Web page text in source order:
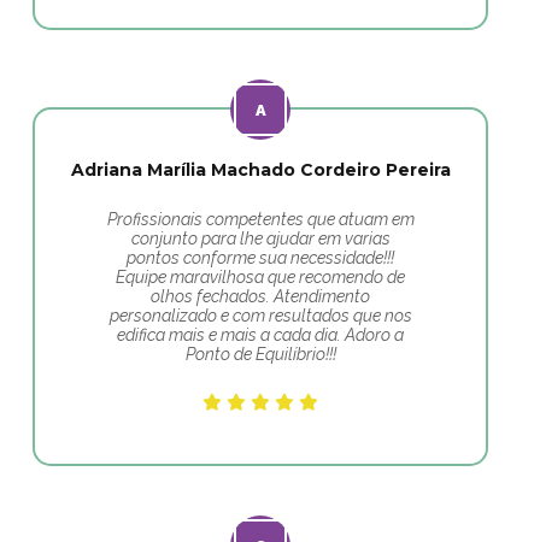
Adriana Marília Machado Cordeiro Pereira
Profissionais competentes que atuam em
conjunto para lhe ajudar em varias
pontos conforme sua necessidade!!!
Equipe maravilhosa que recomendo de
olhos fechados. Atendimento
personalizado e com resultados que nos
edifica mais e mais a cada dia. Adoro a
Ponto de Equilíbrio!!!